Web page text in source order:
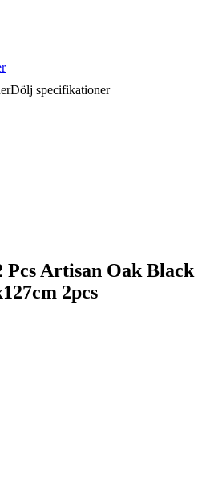
Dölj specifikationer
Pcs Artisan Oak Black
2pcs